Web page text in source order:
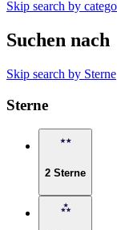
Skip search by
Suchen nach
Skip search by Sterne
Sterne
2 Sterne